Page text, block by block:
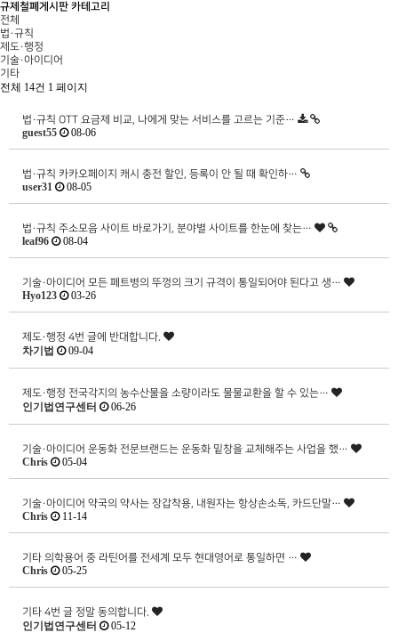
규제철폐게시판 카테고리
전체
법·규칙
제도·행정
기술·아이디어
기타
전체 14건 1 페이지
법·규칙 OTT 요금제 비교, 나에게 맞는 서비스를 고르는 기준…
guest55 08-06
법·규칙 카카오페이지 캐시 충전 할인, 등록이 안 될 때 확인하…
user31 08-05
법·규칙 주소모음 사이트 바로가기, 분야별 사이트를 한눈에 찾는…
leaf96 08-04
기술·아이디어 모든 페트병의 뚜껑의 크기 규격이 통일되어야 된다고 생…
Hyo123 03-26
제도·행정 4번 글에 반대합니다.
차기법 09-04
제도·행정 전국각지의 농수산물을 소량이라도 물물교환을 할 수 있는…
인기법연구센터 06-26
기술·아이디어 운동화 전문브랜드는 운동화 밑창을 교체해주는 사업을 했…
Chris 05-04
기술·아이디어 약국의 약사는 장갑착용, 내원자는 항상손소독, 카드단말…
Chris 11-14
기타 의학용어 중 라틴어를 전세계 모두 현대영어로 통일하면 …
Chris 05-25
기타 4번 글 정말 동의합니다.
인기법연구센터 05-12